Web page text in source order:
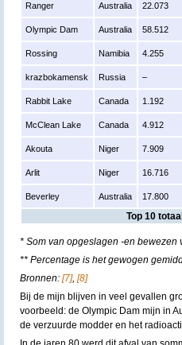
Ranger Australia 22.073
Olympic Dam Australia 58.512
Rossing Namibia 4.255
krazbokamensk Russia –
Rabbit Lake Canada 1.192
McClean Lake Canada 4.912
Akouta Niger 7.909
Arlit Niger 16.716
Beverley Australia 17.800
Top 10 totaal
* Som van opgeslagen -en bewezen
** Percentage is het gewogen
Bronnen: [7], [8]
Bij de mijn blijven in veel gevallen
voorbeeld: de Olympic Dam mijn in
de verzuurde modder en het